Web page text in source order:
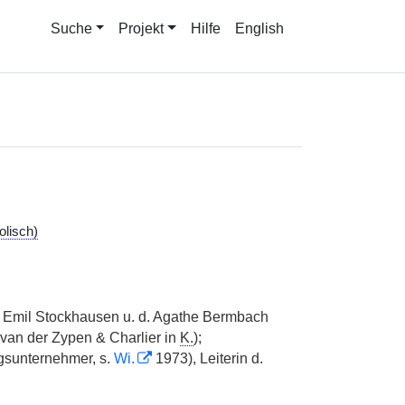
Suche Projekt Hilfe English
Stockhausen u. d. Agathe Bermbach
der Zypen & Charlier in K.);
s. Wi. 1973), Leiterin d.